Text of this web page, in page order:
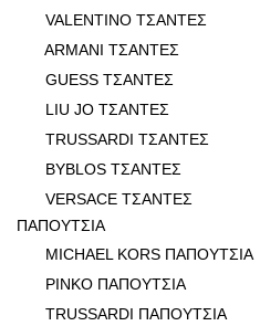
VALENTINO ΤΣΑΝΤΕΣ
ARMANI ΤΣΑΝΤΕΣ
GUESS ΤΣΑΝΤΕΣ
LIU JO ΤΣΑΝΤΕΣ
TRUSSARDI ΤΣΑΝΤΕΣ
BYBLOS TΣΑΝΤΕΣ
VERSACE ΤΣΑΝΤΕΣ
ΠΑΠΟΥΤΣΙΑ
MICHAEL KORS ΠΑΠΟΥΤΣΙΑ
PINKO ΠΑΠΟΥΤΣΙΑ
TRUSSARDI ΠΑΠΟΥΤΣΙΑ